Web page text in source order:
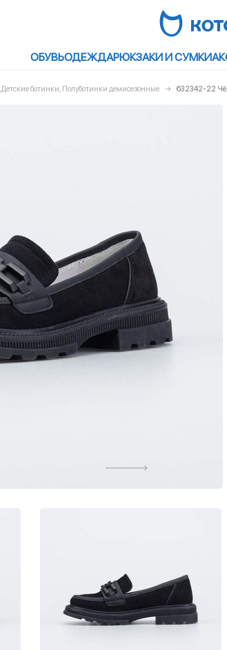
ОБУВЬОДЕЖДАРЮКЗАКИ И СУМКИ
Детские ботинки, Полуботинки демисезонные 632342-22